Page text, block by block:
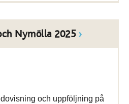
Nymölla 2025
och uppföljning på